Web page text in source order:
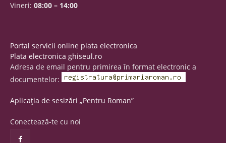
Vineri: 08:00 – 14:00
Portal servicii online plata electronica
Plata electronica ghiseul.ro
Adresa de email pentru primirea în format electronic a
documentelor:
Aplicația de sesizări „Pentru Roman”
Conectează-te cu noi